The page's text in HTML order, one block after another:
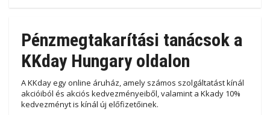
Pénzmegtakarítási tanácsok a
KKday Hungary oldalon
A KKday egy online áruház, amely számos szolgáltatást kínál
akcióiból és akciós kedvezményeiből, valamint a Kkady 10%
kedvezményt is kínál új előfizetőinek.